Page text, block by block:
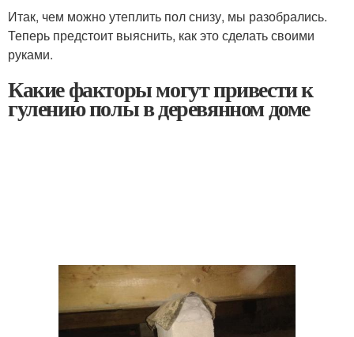
Итак, чем можно утеплить пол снизу, мы разобрались.
Теперь предстоит выяснить, как это сделать своими
руками.
Какие факторы могут привести к
гулению полы в деревянном доме